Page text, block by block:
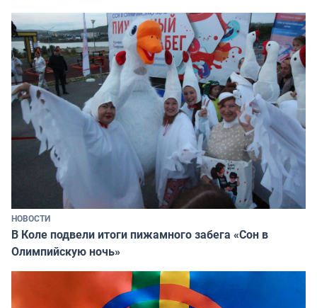
НОВОСТИ
В Коле подвели итоги пижамного забега «Сон в
Олимпийскую ночь»